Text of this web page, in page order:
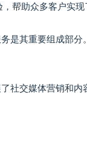
帮助众多客户实现
是其重要组成部
社交媒体营销和